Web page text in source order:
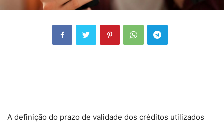
A definição do prazo de validade dos créditos utilizados